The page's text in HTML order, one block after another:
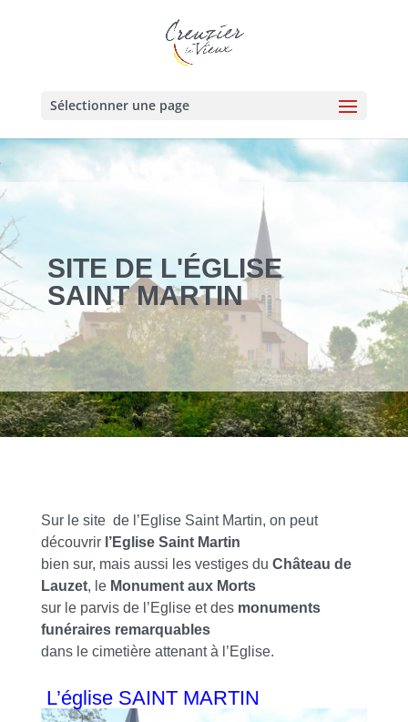
Sélectionner une page
SITE DE L'ÉGLISE
SAINT MARTIN
Sur le site de l’Eglise Saint Martin, on peut
découvrir l’Eglise Saint Martin
bien sur, mais aussi les vestiges du Château de
Lauzet, le Monument aux Morts
sur le parvis de l’Eglise et des monuments
funéraires remarquables
dans le cimetière attenant à l’Eglise.
L’église SAINT MARTIN